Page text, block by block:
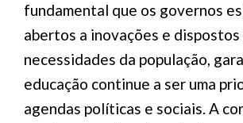
fundamental que os governos
abertos a inovações e dispostos
necessidades da população,
educação continue a ser uma
agendas políticas e sociais. A